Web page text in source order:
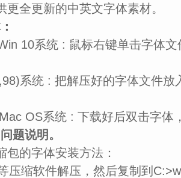
更全更新的中英文字体素材。
10系统 : 鼠标右键单击字体
系统 : 把解压好的字体文件放
OS系统 : 下载好后双击字体
题说明。
包的字体安装方法：
压缩软件解压，然后复制到